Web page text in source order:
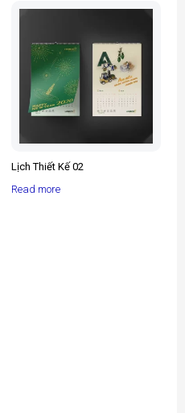
Lịch Thiết Kế 02
Read more